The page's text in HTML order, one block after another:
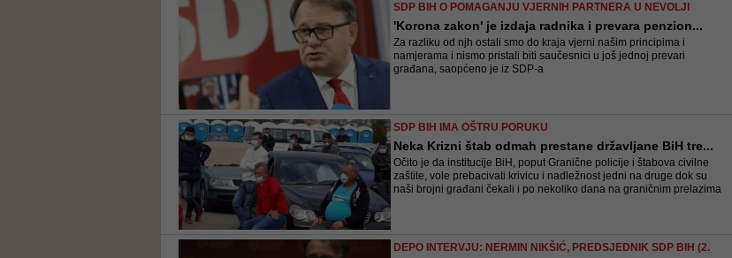
SDP BIH O POMAGANJU VJERNIH PARTNERA U NEVOLJI
'Korona zakon' je izdaja radnika i prevara penzion...
Za razliku od njh ostali smo do kraja vjerni našim principima i
namjerama i nismo pristali biti saučesnici u još jednoj prevari
građana, saopćeno je iz SDP-a
SDP BIH IMA OŠTRU PORUKU
Neka Krizni štab odmah prestane državljane BiH tre...
Očito je da institucije BiH, poput Granične policije i štabova civilne
zaštite, vole prebacivati krivicu i nadležnost jedni na druge dok su
naši brojni građani čekali i po nekoliko dana na graničnim prelazima
DEPO INTERVJU: NERMIN NIKŠIĆ, PREDSJEDNIK SDP BIH (2.